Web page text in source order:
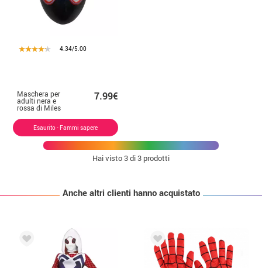
4.34/5.00
Maschera per
adulti nera e
rossa di Miles
Spiderverse
7.99€
Esaurito - Fammi sapere
Hai visto3di 3 prodotti
Anche altri clienti hanno acquistato